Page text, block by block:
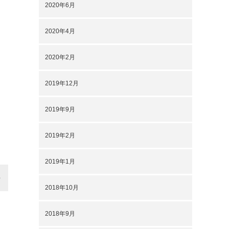
2020年6月
2020年4月
2020年2月
2019年12月
2019年9月
2019年2月
2019年1月
2018年10月
2018年9月